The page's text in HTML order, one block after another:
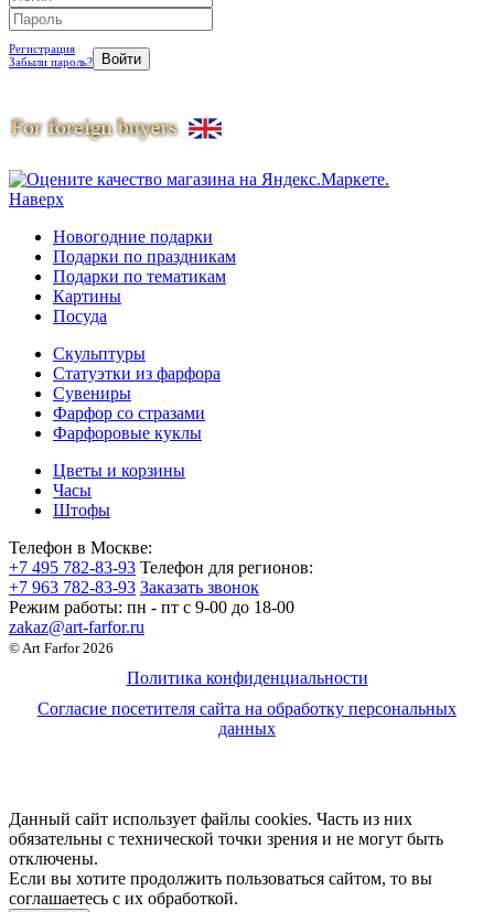
Регистрация
Забыли пароль?
Наверх
Новогодние подарки
Подарки по праздникам
Подарки по тематикам
Картины
Посуда
Скульптуры
Статуэтки из фарфора
Сувениры
Фарфор со стразами
Фарфоровые куклы
Цветы и корзины
Часы
Штофы
Телефон в Москве:
+7 495 782-83-93 Телефон для регионов:
+7 963 782-83-93 Заказать звонок
Режим работы: пн - пт c 9-00 до 18-00
zakaz@art-farfor.ru
© Art Farfor 2026
Политика конфиденциальности
Согласие посетителя сайта на обработку персональных
данных
Данный сайт использует файлы cookies. Часть из них
обязательны с технической точки зрения и не могут быть
отключены.
Если вы хотите продолжить пользоваться сайтом, то вы
соглашаетесь с их обработкой.